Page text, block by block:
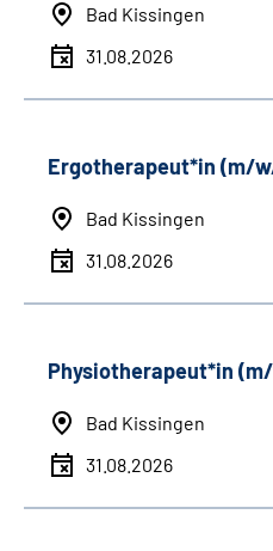
Bad Kissingen
31.08.2026
Ergotherapeut*in (m/
Bad Kissingen
31.08.2026
Physiotherapeut*in
Bad Kissingen
31.08.2026